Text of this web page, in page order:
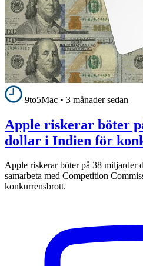
9to5Mac • 3 månader sedan
Apple riskerar böter
dollar i Indien för
Apple riskerar böter på 38 miljarder
samarbeta med Competition
konkurrensbrott.